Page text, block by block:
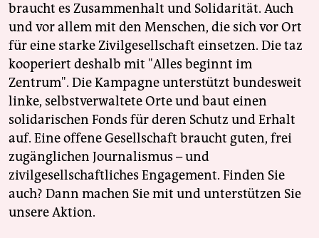
braucht es Zusammenhalt und Solidarität. Auch
und vor allem mit den Menschen, die sich vor Ort
für eine starke Zivilgesellschaft einsetzen. Die taz
kooperiert deshalb mit "Alles beginnt im
Zentrum". Die Kampagne unterstützt bundesweit
linke, selbstverwaltete Orte und baut einen
solidarischen Fonds für deren Schutz und Erhalt
auf. Eine offene Gesellschaft braucht guten, frei
zugänglichen Journalismus – und
zivilgesellschaftliches Engagement. Finden Sie
auch? Dann machen Sie mit und unterstützen Sie
unsere Aktion.